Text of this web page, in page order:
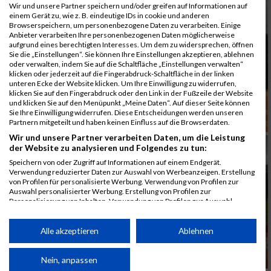
Wir und unsere Partner speichern und/oder greifen auf Informationen auf
einem Gerät zu, wie z. B. eindeutige IDs in cookie und anderen
Browserspeichern, um personenbezogene Daten zu verarbeiten. Einige
Anbieter verarbeiten Ihre personenbezogenen Daten möglicherweise
aufgrund eines berechtigten Interesses. Um dem zu widersprechen, öffnen
Sie die „Einstellungen“. Sie können Ihre Einstellungen akzeptieren, ablehnen
oder verwalten, indem Sie auf die Schaltfläche „Einstellungen verwalten“
klicken oder jederzeit auf die Fingerabdruck-Schaltfläche in der linken
unteren Ecke der Website klicken. Um Ihre Einwilligung zu widerrufen,
klicken Sie auf den Fingerabdruck oder den Link in der Fußzeile der Website
und klicken Sie auf den Menüpunkt „Meine Daten“. Auf dieser Seite können
Sie Ihre Einwilligung widerrufen. Diese Entscheidungen werden unseren
Partnern mitgeteilt und haben keinen Einfluss auf die Browserdaten.
Wir und unsere Partner verarbeiten Daten, um die Leistung
der Website zu analysieren und Folgendes zu tun:
Speichern von oder Zugriff auf Informationen auf einem Endgerät.
Verwendung reduzierter Daten zur Auswahl von Werbeanzeigen. Erstellung
von Profilen für personalisierte Werbung. Verwendung von Profilen zur
Auswahl personalisierter Werbung. Erstellung von Profilen zur
Personalisierung von Inhalten. Verwendung von Profilen zur Auswahl
Performance von Inhalten. Analyse von Zielgruppen durch Statistiken oder
Kombinationen von Daten aus verschiedenen Quellen. Entwicklung und
von Inhalten.
Daten können außerhalb der Europäischen Union weitergegeben und in die
Alle akzeptieren Ablehnen
Nein, anpassen